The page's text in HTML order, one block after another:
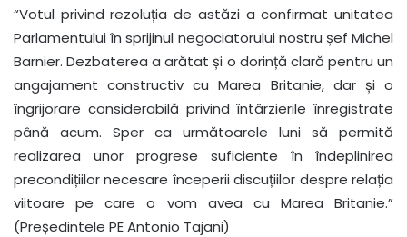
“Votul privind rezoluția de astăzi a confirmat unitatea
Parlamentului în sprijinul negociatorului nostru șef Michel
Barnier. Dezbaterea a arătat și o dorință clară pentru un
angajament constructiv cu Marea Britanie, dar și o
îngrijorare considerabilă privind întârzierile înregistrate
până acum. Sper ca următoarele luni să permită
realizarea unor progrese suficiente în îndeplinirea
precondițiilor necesare începerii discuțiilor despre relația
viitoare pe care o vom avea cu Marea Britanie.”
(Președintele PE Antonio Tajani)